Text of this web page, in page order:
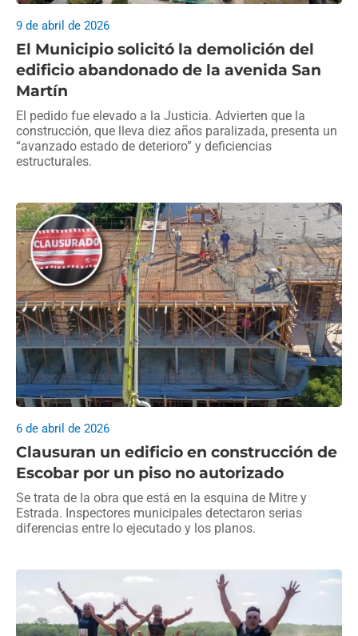
El Municipio solicitó la demolición del
edificio abandonado de la avenida San
Martín
9 de abril de 2026
El pedido fue elevado a la Justicia. Advierten que la
construcción, que lleva diez años paralizada, presenta un
“avanzado estado de deterioro” y deficiencias
estructurales.
Clausuran un edificio en construcción de
Escobar por un piso no autorizado
6 de abril de 2026
Se trata de la obra que está en la esquina de Mitre y
Estrada. Inspectores municipales detectaron serias
diferencias entre lo ejecutado y los planos.